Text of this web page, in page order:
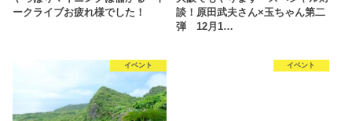
ークライブお疲れ様でした！
談！原田武夫さん×玉ちゃん第二
弾 12月1…
イベント イベント